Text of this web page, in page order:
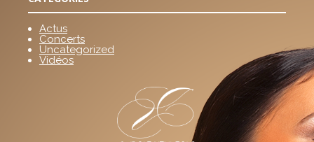
Actus
Concerts
Uncategorized
Vidéos